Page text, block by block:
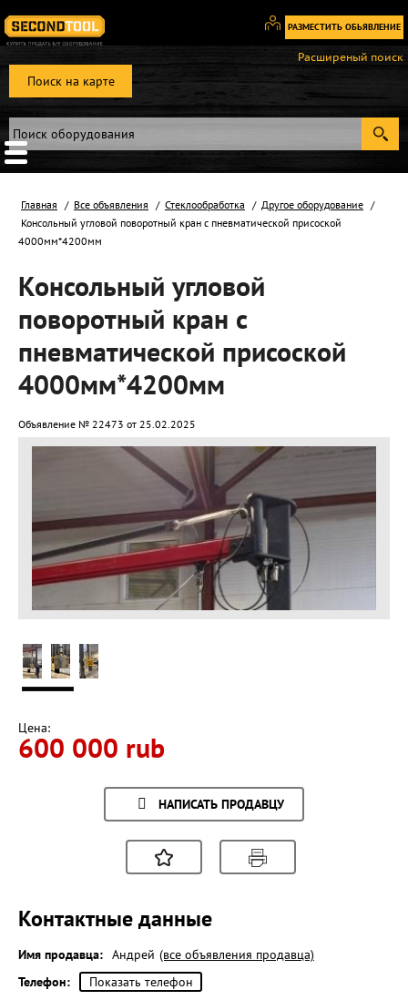
РАЗМЕСТИТЬ ОБЬЯВЛЕНИЕ
Вход
Регистрация
Поиск на карте
Расширеный поиск
Главная Все объявления Стеклообработка
Другое оборудование
Консольный угловой поворотный кран с пневматической присоской
4000мм*4200мм
Консольный угловой
поворотный кран с
пневматической присоской
4000мм*4200мм
Объявление № 22473 от 25.02.2025
Цена:
600 000 rub
НАПИСАТЬ ПРОДАВЦУ
Контактные данные
Имя продавца: Андрей (все объявления продавца)
Телефон:
Показать телефон